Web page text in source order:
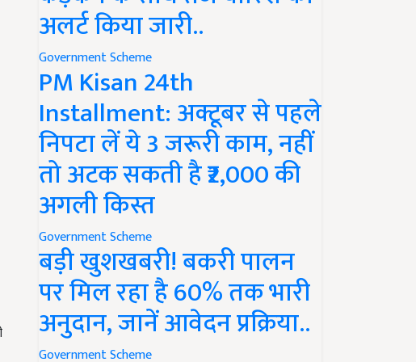
अलर्ट किया जारी..
Government Scheme
PM Kisan 24th
Installment: अक्टूबर से पहले
निपटा लें ये 3 जरूरी काम, नहीं
तो अटक सकती है ₹2,000 की
अगली किस्त
Government Scheme
बड़ी खुशखबरी! बकरी पालन
पर मिल रहा है 60% तक भारी
अनुदान, जानें आवेदन प्रक्रिया..
Government Scheme